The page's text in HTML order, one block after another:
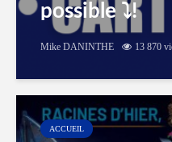
possible ⤵️!
Mike DANINTHE 13 870
ACCUEIL